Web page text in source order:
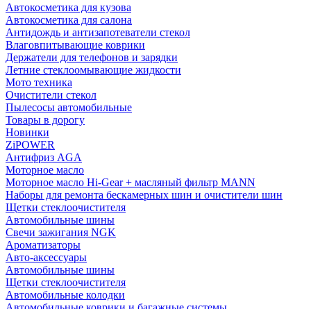
Автокосметика для кузова
Автокосметика для салона
Антидождь и антизапотеватели стекол
Влаговпитывающие коврики
Держатели для телефонов и зарядки
Летние стеклоомывающие жидкости
Мото техника
Очистители стекол
Пылесосы автомобильные
Товары в дорогу
Новинки
ZiPOWER
Антифриз AGA
Моторное масло
Моторное масло Hi-Gear + масляный фильтр MANN
Наборы для ремонта бескамерных шин и очистители шин
Щетки стеклоочистителя
Автомобильные шины
Свечи зажигания NGK
Ароматизаторы
Авто-аксессуары
Автомобильные шины
Щетки стеклоочистителя
Автомобильные колодки